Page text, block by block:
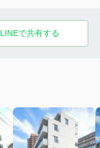
LINEで共有する